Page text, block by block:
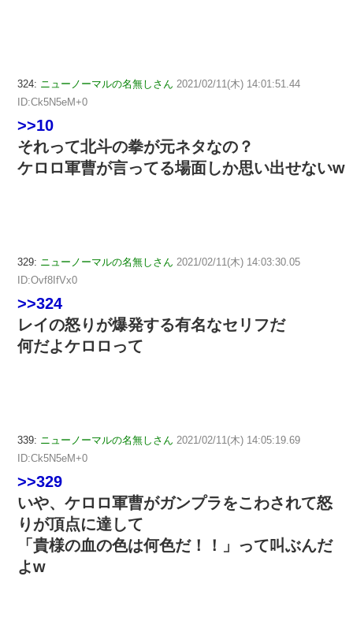
324: ニューノーマルの名無しさん 2021/02/11(木) 14:01:51.44
ID:Ck5N5eM+0
>>10
それって北斗の拳が元ネタなの？
ケロロ軍曹が言ってる場面しか思い出せないw
329: ニューノーマルの名無しさん 2021/02/11(木) 14:03:30.05
ID:Ovf8IfVx0
>>324
レイの怒りが爆発する有名なセリフだ
何だよケロロって
339: ニューノーマルの名無しさん 2021/02/11(木) 14:05:19.69
ID:Ck5N5eM+0
>>329
いや、ケロロ軍曹がガンプラをこわされて怒
りが頂点に達して
「貴様の血の色は何色だ！！」って叫ぶんだ
よw